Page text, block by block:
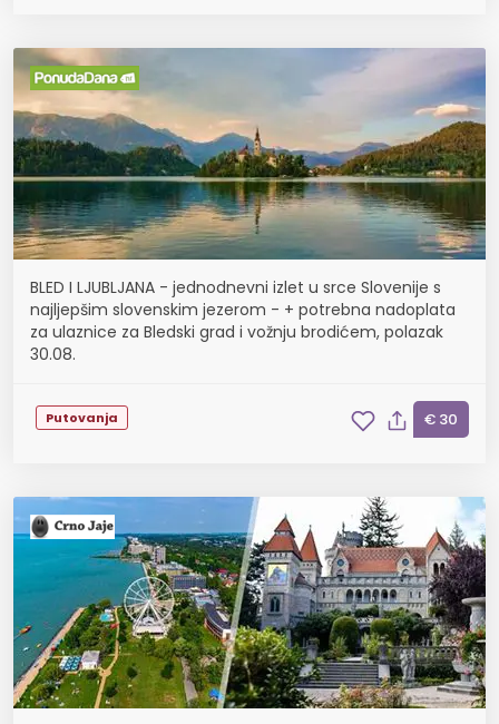
BLED I LJUBLJANA - jednodnevni izlet u srce Slovenije s
najljepšim slovenskim jezerom - + potrebna nadoplata
za ulaznice za Bledski grad i vožnju brodićem, polazak
30.08.
Putovanja € 30